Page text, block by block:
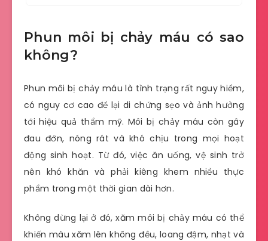
Phun môi bị chảy máu có sao
không?
Phun môi bị chảy máu là tình trạng rất nguy hiểm,
có nguy cơ cao để lại di chứng sẹo và ảnh hưởng
tới hiệu quả thẩm mỹ. Môi bị chảy máu còn gây
đau đớn, nóng rát và khó chịu trong mọi hoạt
động sinh hoạt. Từ đó, việc ăn uống, vệ sinh trở
nên khó khăn và phải kiêng khem nhiều thực
phẩm trong một thời gian dài hơn.
Không dừng lại ở đó, xăm môi bị chảy máu có thể
khiến màu xăm lên không đều, loang đậm, nhạt và